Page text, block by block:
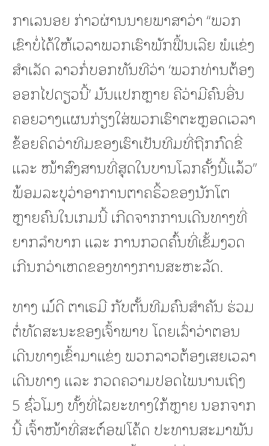
ກາເລນອຍ ກ່າວຜ່ານນາຍພາສາວ່າ “ພວກ
ເຂົາບໍ່ໄດ້ໃຫ້ເວລາພວກເຮົາພັກຟື້ນເລີຍ ພໍແຂ່ງ
ສຳເລັດ ລາວກໍ່ບອກທັນທີວ່າ ‘ພວກທ່ານຕ້ອງ
ອອກໄປດຽວນີ້’ ມັນແປກຫຼາຍ ຄືວ່າມີຄົນອື່ນ
ຄອຍວາງແຜນກ່ຽງໃສ່ພວກເຮົາຕະຫຼອດເວລາ
ຂ້ອຍຄິດວ່າທີມຂອງເຮົາເປັນທີມທີ່ຖືກກົດຂີ່
ແລະ ໜ້າສົງສານທີ່ສຸດໃນບານໂລກຄັ້ງນີ້ແລ້ວ”
ພ້ອມລະບຸວ່າອາການຕາຄຣິ້ວຂອງນັກໂຕ
ຫຼາຍຄົນໃນເກມນີ້ ເກີດຈາກການເດີນທາງທີ່
ຍາກລຳບາກ ແລະ ການກວດຄົ້ນທີ່ເຂັ້ມງວດ
ເກີນກວ່າເຫດຂອງທາງການສະຫະລັດ.
ທາງ ເມ໌ດີ ຕາເຣມີ ກັບຕັ້ນທີມຄົນສຳຄັນ ຮ່ວມ
ຕໍ່ທັດສະນະຂອງເຈົ້າພາບ ໂດຍເລົ່າວ່າຕອນ
ເດີນທາງເຂົ້າມາແຂ່ງ ພວກລາວຕ້ອງເສຍເວລາ
ເດີນທາງ ແລະ ກວດຄວາມປອດໄພນານເຖິງ
5 ຊົ່ວໂມງ ທັ້ງທີ່ໄລຍະທາງໃກ້ຫຼາຍ ນອກຈາກ
ນີ້ ເຈົ້າໜ້າທີ່ສະຕ໌ອຟໂຄ້ດ ປະທານສະມາພັນ